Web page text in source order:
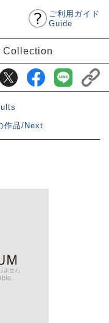
ご利用ガイド
Guide
Collection
作品/Next